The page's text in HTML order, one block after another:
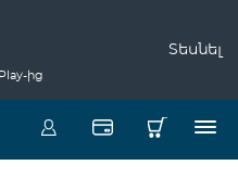
ից
Տեսնել